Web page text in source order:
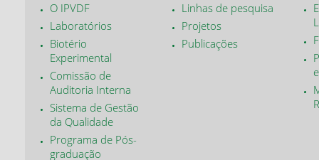
O IPVDF
Laboratórios
Biotério
Experimental
Comissão de
Auditoria Interna
Sistema de Gestão
da Qualidade
Programa de Pós-
graduação
Linhas de pesquisa
Projetos
Publicações